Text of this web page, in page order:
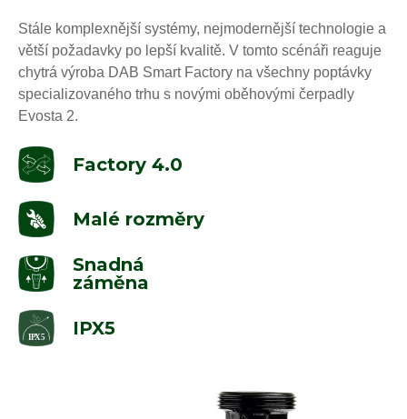
Stále komplexnější systémy, nejmodernější technologie a
větší požadavky po lepší kvalitě. V tomto scénáři reaguje
chytrá výroba DAB Smart Factory na všechny poptávky
specializovaného trhu s novými oběhovými čerpadly
Evosta 2.
Factory 4.0
Malé rozměry
Snadná
záměna
IPX5